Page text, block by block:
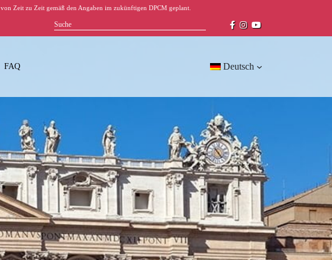
Zeit zu Zeit gemäß den Angaben im zukünftigen DPCM geplant.
FAQ Deutsch